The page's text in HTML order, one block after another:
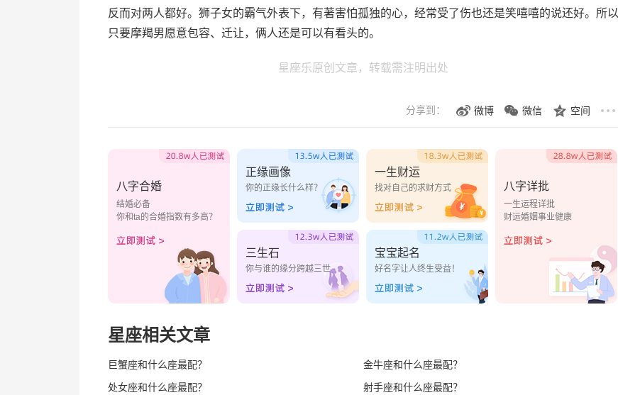
反而对两人都好。狮子女的霸气外表下，有著害怕孤独的心，经常受了伤也还是笑嘻嘻的说还好。所以
只要摩羯男愿意包容、迁让，俩人还是可以有看头的。
星座乐原创文章，转载需注明出处
分享到： 微博 微信 空间
八字合婚
结婚必备
你和ta的合婚指数有多高？
正缘画像
你的正缘长什么样？
一生财运
找对自己的求财方式
三生石
你与谁的缘分跨越三世
宝宝起名
好名字让人终生受益！
八字详批
一生运程详批
财运婚姻事业健康
星座相关文章
巨蟹座和什么座最配？
金牛座和什么座最配？
处女座和什么座最配？
射手座和什么座最配？